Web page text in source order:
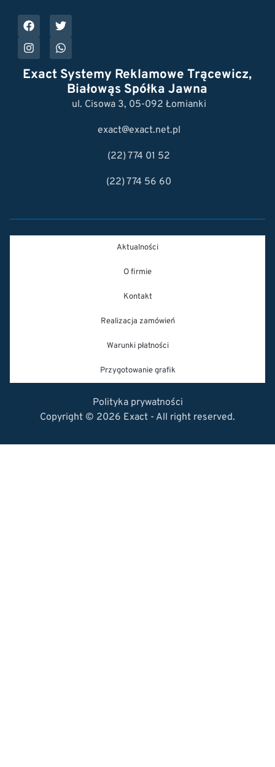
Exact Systemy Reklamowe Trącewicz,
Białowąs Spółka Jawna
ul. Cisowa 3, 05-092 Łomianki
exact@exact.net.pl
(22) 774 01 52
(22) 774 56 60
Aktualności
O firmie
Kontakt
Realizacja zamówień
Warunki płatności
Przygotowanie grafik
Polityka prywatności
Copyright © 2026 Exact - All right reserved.